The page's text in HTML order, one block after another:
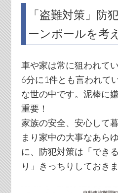
「盗難対策」防
ーンポールを考
車や家は常に狙われてい
6分に1件とも言われて
な世の中です。泥棒に
重要！
家族の安全、安心して
まり家中の大事なあら
に、防犯対策は「でき
り」きっちりしておき